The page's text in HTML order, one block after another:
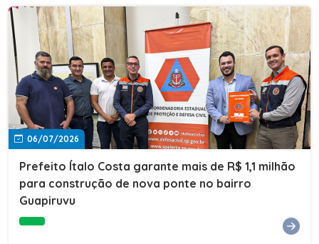
06/07/2026
Prefeito Ítalo Costa garante mais de R$ 1,1 milhão
para construção de nova ponte no bairro
Guapiruvu